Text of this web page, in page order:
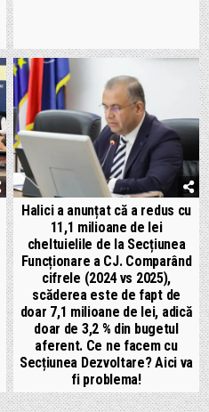
Halici a anunțat că a redus cu
11,1 milioane de lei
cheltuielile de la Secțiunea
Funcționare a CJ. Comparând
cifrele (2024 vs 2025),
scăderea este de fapt de
doar 7,1 milioane de lei, adică
doar de 3,2 % din bugetul
aferent. Ce ne facem cu
Secțiunea Dezvoltare? Aici va
fi problema!